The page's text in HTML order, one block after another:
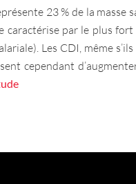
23 % de la masse
caractérise par le plus
Les CDI, même
cependant